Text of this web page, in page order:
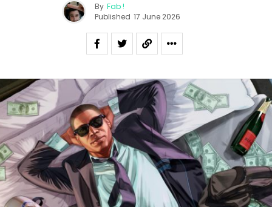
By Fab !
Published 17 June 2026